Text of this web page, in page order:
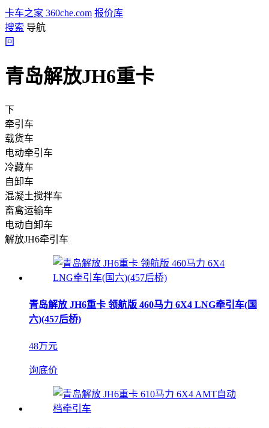
卡车之家 360che.com 报价库
搜索 导航
回
青岛解放JH6重卡
下
牵引车
载货车
电动牵引车
冷藏车
自卸车
混凝土搅拌车
畜禽运输车
电动自卸车
解放JH6牵引车
青岛解放 JH6重卡 领航版 460马力 6X4 LNG牵引车(国
六)(457后桥)
48万元
询底价